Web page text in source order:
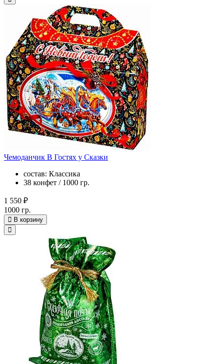
Чемоданчик В Гостях у Сказки
состав: Классика
38 конфет / 1000 гр.
1 550 ₽
1000 гр.
В корзину